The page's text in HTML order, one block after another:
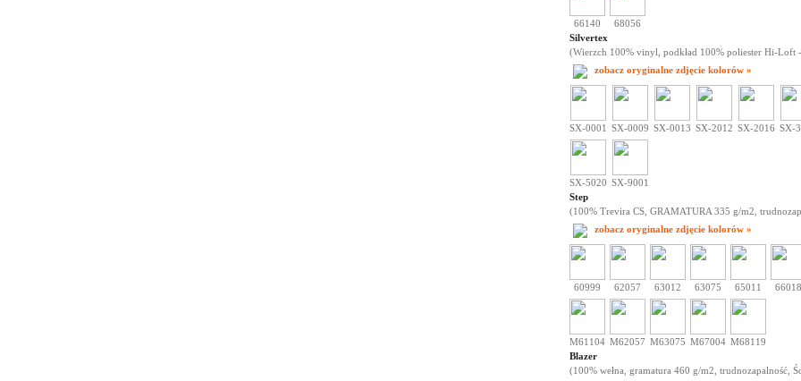
66140
68056
Silvertex
(Wierzch 100% vinyl, podkład 100% poliester Hi-Loft
zobacz oryginalne zdjęcie kolorów »
SX-0001 SX-0009 SX-0013 SX-2012 SX-2016 SX-
SX-5020 SX-9001
Step
(100% Trevira CS, GRAMATURA 335 g/m2,
zobacz oryginalne zdjęcie kolorów »
60999 62057 63012 63075 65011 66018
M61104 M62057 M63075 M67004 M68119
Blazer
(100% wełna, gramatura 460 g/m2, trudnozapalność,